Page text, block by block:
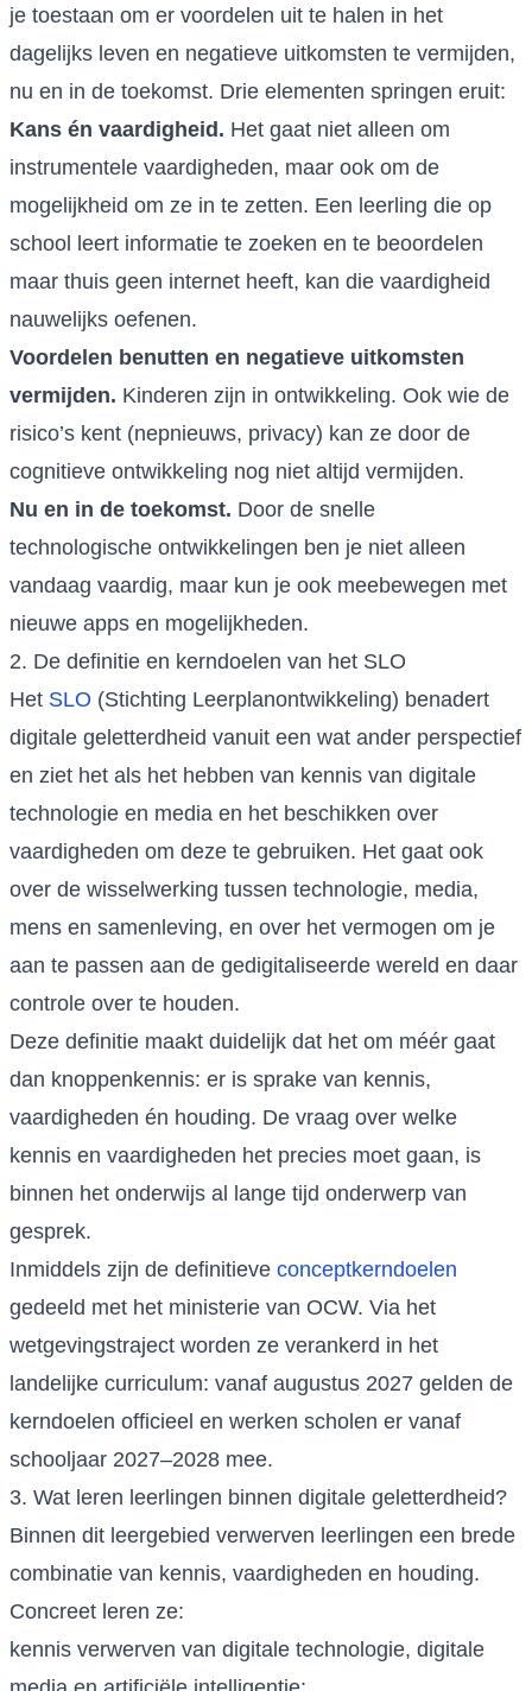
je toestaan om er voordelen uit te halen in het
dagelijks leven en negatieve uitkomsten te vermijden,
nu en in de toekomst. Drie elementen springen eruit:
Kans én vaardigheid. Het gaat niet alleen om
instrumentele vaardigheden, maar ook om de
mogelijkheid om ze in te zetten. Een leerling die op
school leert informatie te zoeken en te beoordelen
maar thuis geen internet heeft, kan die vaardigheid
nauwelijks oefenen.
Voordelen benutten en negatieve uitkomsten
vermijden. Kinderen zijn in ontwikkeling. Ook wie de
risico’s kent (nepnieuws, privacy) kan ze door de
cognitieve ontwikkeling nog niet altijd vermijden.
Nu en in de toekomst. Door de snelle
technologische ontwikkelingen ben je niet alleen
vandaag vaardig, maar kun je ook meebewegen met
nieuwe apps en mogelijkheden.
2. De definitie en kerndoelen van het SLO
Het SLO (Stichting Leerplanontwikkeling) benadert
digitale geletterdheid vanuit een wat ander perspectief
en ziet het als het hebben van kennis van digitale
technologie en media en het beschikken over
vaardigheden om deze te gebruiken. Het gaat ook
over de wisselwerking tussen technologie, media,
mens en samenleving, en over het vermogen om je
aan te passen aan de gedigitaliseerde wereld en daar
controle over te houden.
Deze definitie maakt duidelijk dat het om méér gaat
dan knoppenkennis: er is sprake van kennis,
vaardigheden én houding. De vraag over welke
kennis en vaardigheden het precies moet gaan, is
binnen het onderwijs al lange tijd onderwerp van
gesprek.
Inmiddels zijn de definitieve conceptkerndoelen
gedeeld met het ministerie van OCW. Via het
wetgevingstraject worden ze verankerd in het
landelijke curriculum: vanaf augustus 2027 gelden de
kerndoelen officieel en werken scholen er vanaf
schooljaar 2027–2028 mee.
3. Wat leren leerlingen binnen digitale geletterdheid?
Binnen dit leergebied verwerven leerlingen een brede
combinatie van kennis, vaardigheden en houding.
Concreet leren ze:
kennis verwerven van digitale technologie, digitale